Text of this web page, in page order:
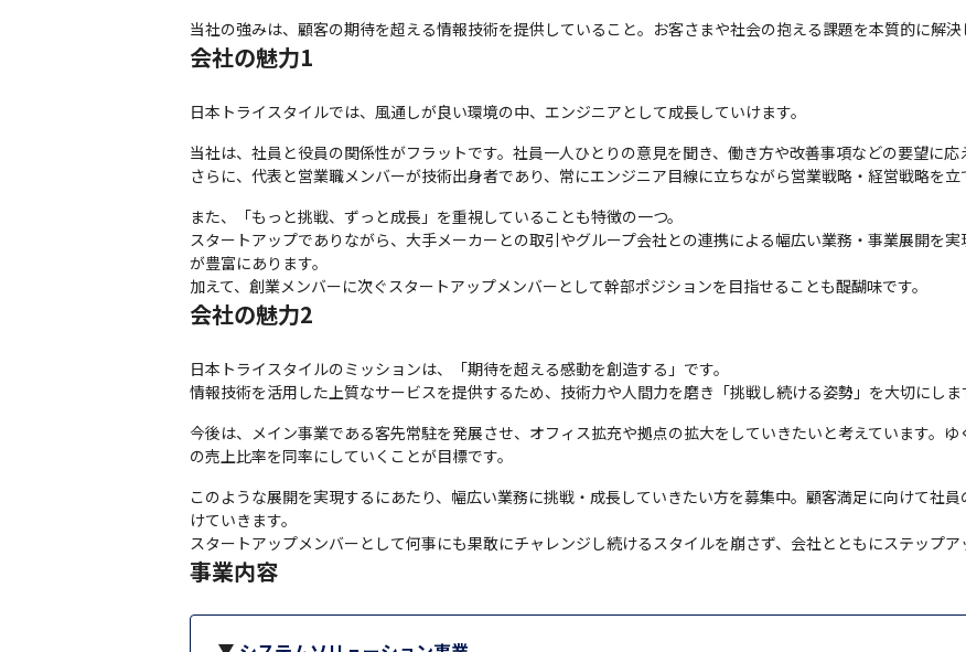
当社の強みは、顧客の期待を超える情報技術を提供していること。お客さまや社会の抱える課題を本質的に解決
会社の魅力1
日本トライスタイルでは、風通しが良い環境の中、エンジニアとして成長していけます。
当社は、社員と役員の関係性がフラットです。社員一人ひとりの意見を聞き、働き方や改善事項などの要望に応
さらに、代表と営業職メンバーが技術出身者であり、常にエンジニア目線に立ちながら営業戦略・経営戦略を立
また、「もっと挑戦、ずっと成長」を重視していることも特徴の一つ。
スタートアップでありながら、大手メーカーとの取引やグループ会社との連携による幅広い業務・事業展開を
が豊富にあります。
加えて、創業メンバーに次ぐスタートアップメンバーとして幹部ポジションを目指せることも醍醐味です。
会社の魅力2
日本トライスタイルのミッションは、「期待を超える感動を創造する」です。
情報技術を活用した上質なサービスを提供するため、技術力や人間力を磨き「挑戦し続ける姿勢」を大切にしま
今後は、メイン事業である客先常駐を発展させ、オフィス拡充や拠点の拡大をしていきたいと考えています。
の売上比率を同率にしていくことが目標です。
このような展開を実現するにあたり、幅広い業務に挑戦・成長していきたい方を募集中。顧客満足に向けて社
けていきます。
スタートアップメンバーとして何事にも果敢にチャレンジし続けるスタイルを崩さず、会社とともにステップア
事業内容